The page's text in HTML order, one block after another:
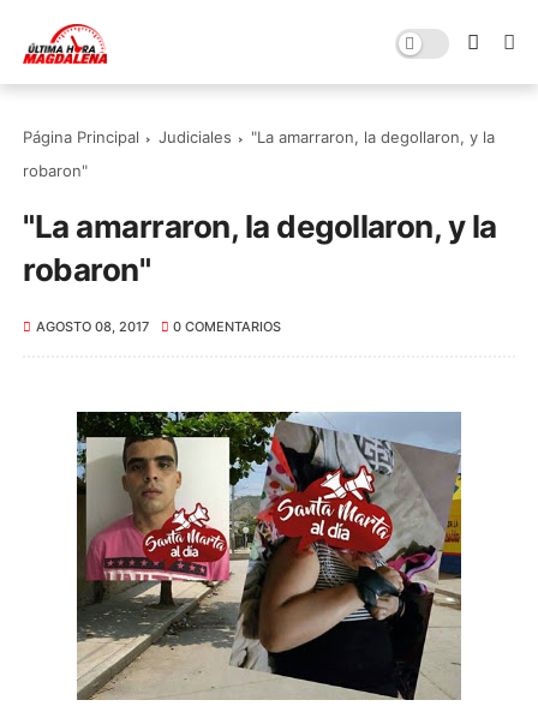
Página Principal Judiciales
"La amarraron, la degollaron, y la
robaron"
"La amarraron, la degollaron, y la
robaron"
AGOSTO 08, 2017 0 COMENTARIOS